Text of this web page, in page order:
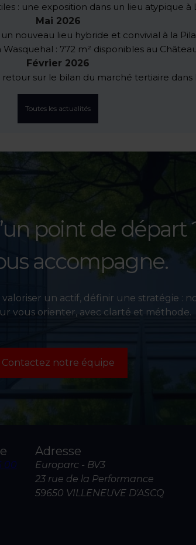
: une exposition dans un lieu atypique à
Mai 2026
nouveau lieu hybride et convivial à la
: 772 m² disponibles au
Février 2026
sur le bilan du marché tertiaire
Toutes les actualités
point de départ
accompagne.
un actif, définir une stratégie :
vous orienter, avec clarté et méthode.
Contactez notre équipe
00
Adresse
Europarc - BV3
23 rue de la Performance
59650 VILLENEUVE D'ASCQ